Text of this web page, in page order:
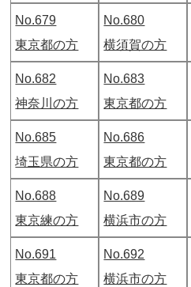
No.679
東京都の方
No.680
横須賀の方
No.682
神奈川の方
No.683
東京都の方
No.685
埼玉県の方
No.686
東京都の方
No.688
東京練の方
No.689
横浜市の方
No.691
東京都の方
No.692
横浜市の方